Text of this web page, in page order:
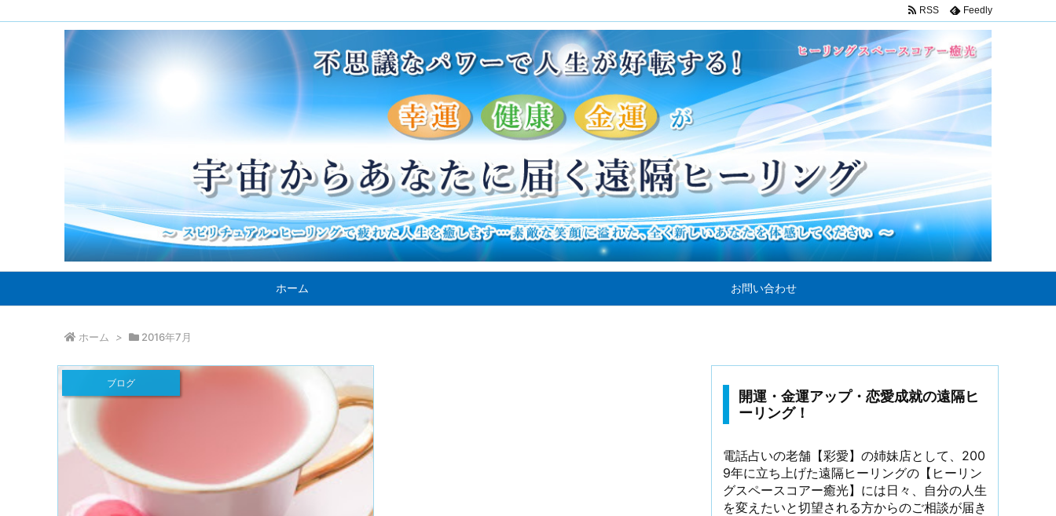
ホーム お問い合わせ
RSS Feedly
ホーム > 2016年7月
ブログ
開運・金運アップ・恋愛成就の遠隔ヒ
ーリング！
電話占いの老舗【彩愛】の姉妹店として、200
9年に立ち上げた遠隔ヒーリングの【ヒーリン
グスペースコアー癒光】には日々、自分の人生
を変えたいと切望される方からのご相談が届き